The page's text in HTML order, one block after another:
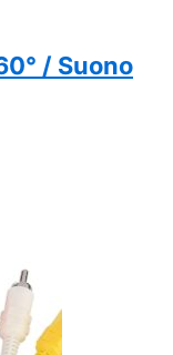
/ Suono